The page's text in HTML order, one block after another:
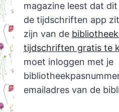
magazine leest dat
de tijdschriften app
zijn van de
tijdschriften gratis te
moet inloggen met je
emailadres van de